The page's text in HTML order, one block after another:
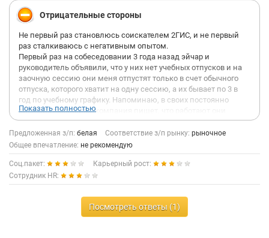
Отрицательные стороны
Не первый раз становлюсь соискателем 2ГИС, и не первый
раз сталкиваюсь с негативным опытом.
Первый раз на собеседовании 3 года назад эйчар и
руководитель объявили, что у них нет учебных отпусков и на
заочную сессию они меня отпустят только в счет обычного
отпуска, которого хватит на одну сессию, а их бывает по 3 в
год по учебному графику. Напоминаю, в своих постоянно
висящих вакансиях, компания пишет, что работают они
строго по ТК РФ и предоставление всех гарантий. Я, к моему
удивлению, даже согласилась. Но в конечном итоге мне
кинули отказ, о чем я вежливо спросила, потому что хотелось
знать, неужели дело в моих сессиях, на что ответа я не
получила, мое сообщение прочитали и на этом все
закончилось.
Не так давно я вновь оказалась в поиске работы, только
теперь в очень сжатые сроки. Увидела вакансию, решила, что
хочу дать второй шанс, так как были знакомые, которые
поработали в 2ГИС за это время и положительно отзывались
Показать полностью
Предложенная з/п: белая Соответствие з/п рынку: рыночное
Общее впечатление: не рекомендую
Соц.пакет:
Карьерный рост:
Сотрудник HR:
Посмотреть ответы (1)